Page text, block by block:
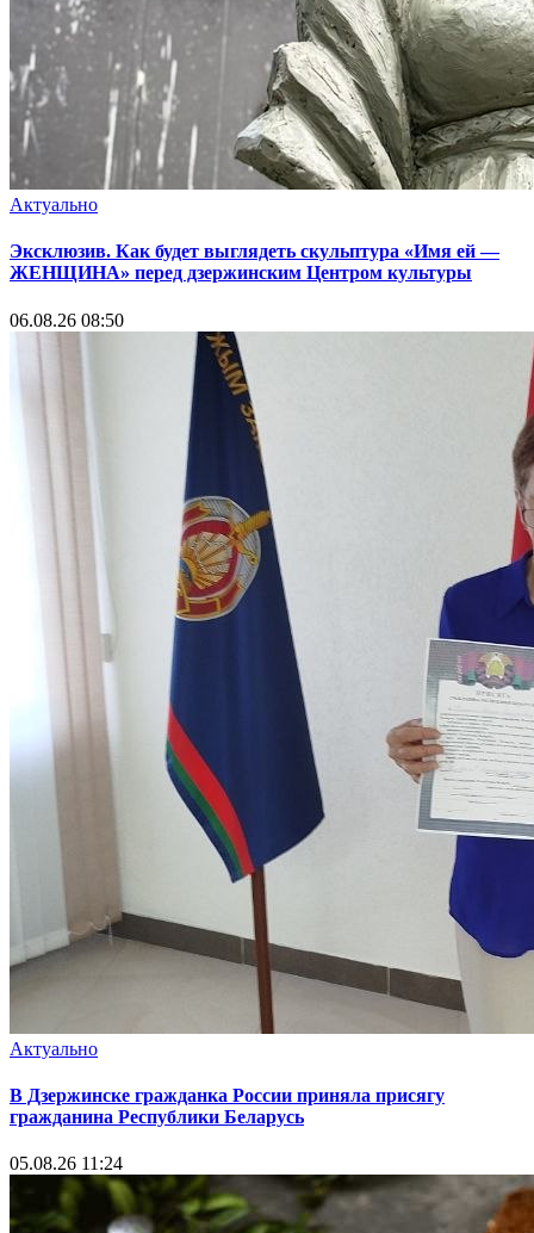
Актуально
Эксклюзив. Как будет выглядеть скульптура «Имя ей —
ЖЕНЩИНА» перед дзержинским Центром культуры
06.08.26 08:50
Актуально
В Дзержинске гражданка России приняла присягу
гражданина Республики Беларусь
05.08.26 11:24